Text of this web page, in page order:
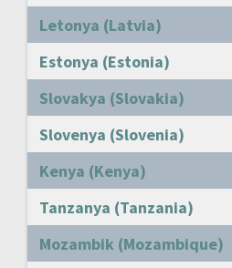
Letonya (Latvia)
Estonya (Estonia)
Slovakya (Slovakia)
Slovenya (Slovenia)
Kenya (Kenya)
Tanzanya (Tanzania)
Mozambik (Mozambique)